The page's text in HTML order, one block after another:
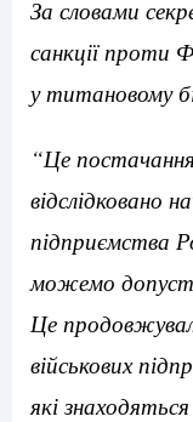
За словами
санкції проти
у титановому
“Це
відслідковано
підприємства
можемо
Це
військових
які